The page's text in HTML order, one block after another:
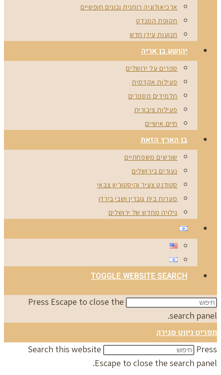
ארכיאולוגיה רוחנית ובונים חופשיים
תקופת המנדט
תנועות עידן חדש
יהושע בן אריה
ספרים על ירושלים
פעילות אקדמית
תלמידים מספרים
פעילות ציבורית
חיים אישיים
בן הארץ הזאת
שורשים משפחתיים
נעורים בירושלים
סטודנט צעיר והיסטוריון צבאי
מערות בית גוברין ושבי בירדן
גילויה מחדש של ירושלים
TOGGLE WEBSITE SEARCH
Press Escape to close the
search panel.
תפריט ניווטסגירה
Search this website
Press
Escape to close the search panel.